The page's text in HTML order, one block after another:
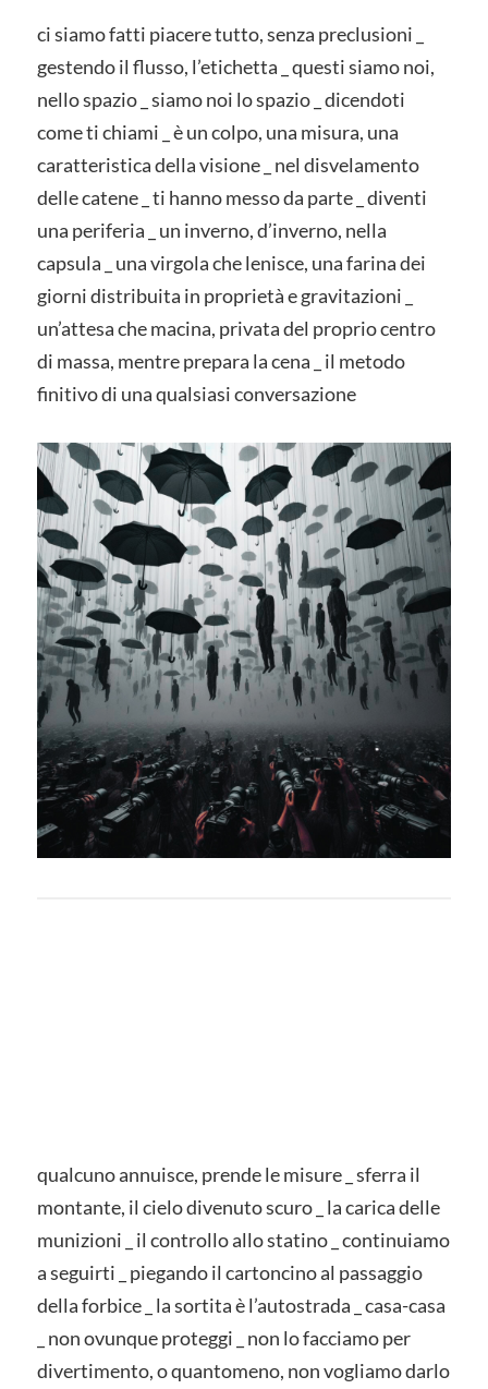
ci siamo fatti piacere tutto, senza preclusioni _
gestendo il flusso, l’etichetta _ questi siamo noi,
nello spazio _ siamo noi lo spazio _ dicendoti
come ti chiami _ è un colpo, una misura, una
caratteristica della visione _ nel disvelamento
delle catene _ ti hanno messo da parte _ diventi
una periferia _ un inverno, d’inverno, nella
capsula _ una virgola che lenisce, una farina dei
giorni distribuita in proprietà e gravitazioni _
un’attesa che macina, privata del proprio centro
di massa, mentre prepara la cena _ il metodo
finitivo di una qualsiasi conversazione
qualcuno annuisce, prende le misure _ sferra il
montante, il cielo divenuto scuro _ la carica delle
munizioni _ il controllo allo statino _ continuiamo
a seguirti _ piegando il cartoncino al passaggio
della forbice _ la sortita è l’autostrada _ casa-casa
_ non ovunque proteggi _ non lo facciamo per
divertimento, o quantomeno, non vogliamo darlo